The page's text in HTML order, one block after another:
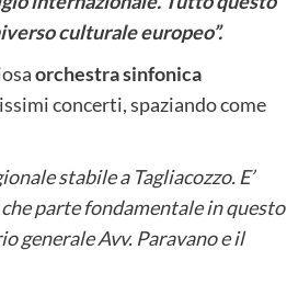
culturale europeo”.
orchestra sinfonica
concerti, spaziando come
stabile a Tagliacozzo. E’
parte fondamentale in questo
generale Avv. Paravano e il